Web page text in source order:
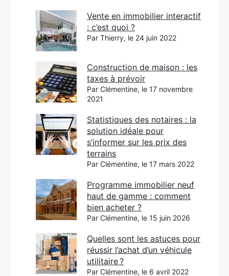
Vente en immobilier interactif
: c’est quoi ?
Par Thierry, le 24 juin 2022
Construction de maison : les
taxes à prévoir
Par Clémentine, le 17 novembre
2021
Statistiques des notaires : la
solution idéale pour
s’informer sur les prix des
terrains
Par Clémentine, le 17 mars 2022
Programme immobilier neuf
haut de gamme : comment
bien acheter ?
Par Clémentine, le 15 juin 2026
Quelles sont les astuces pour
réussir l’achat d’un véhicule
utilitaire ?
Par Clémentine, le 6 avril 2022